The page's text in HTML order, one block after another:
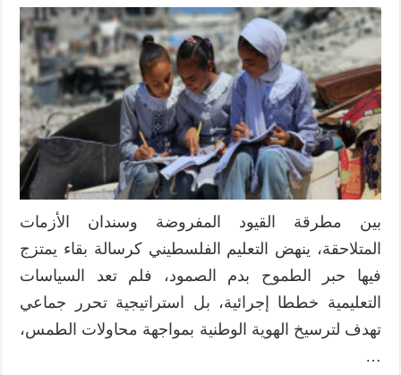
السياسات
التعليمية
بفلسطين
بين
الواقع
الموجود
والأمل
المنشود
مغلقة
بين مطرقة القيود المفروضة وسندان الأزمات
المتلاحقة، ينهض التعليم الفلسطيني كرسالة بقاء يمتزج
فيها حبر الطموح بدم الصمود، فلم تعد السياسات
التعليمية خططا إجرائية، بل استراتيجية تحرر جماعي
تهدف لترسيخ الهوية الوطنية بمواجهة محاولات الطمس،
…